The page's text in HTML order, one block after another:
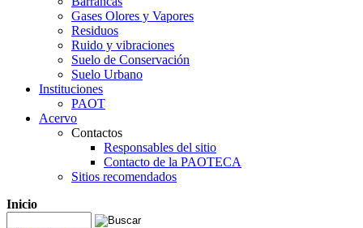
Gases Olores y Vapores
Residuos
Ruido y vibraciones
Suelo de Conservación
Suelo Urbano
Instituciones
PAOT
Acervo
Contactos
Responsables del sitio
Contacto de la PAOTECA
Sitios recomendados
Inicio